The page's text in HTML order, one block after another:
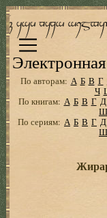
По авторам: А Б В Г
Ч
По книгам: А Б В Г Д
Ш
По сериям: А Б В Г Д
Ш